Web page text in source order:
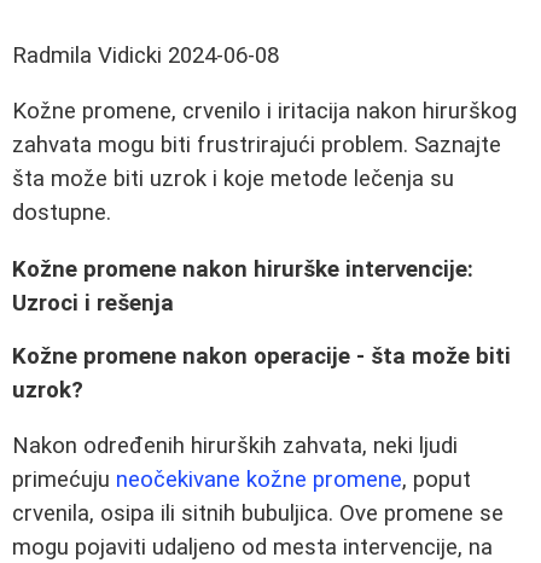
Radmila Vidicki 2024-06-08
Kožne promene, crvenilo i iritacija nakon hirurškog
zahvata mogu biti frustrirajući problem. Saznajte
šta može biti uzrok i koje metode lečenja su
dostupne.
Kožne promene nakon hirurške intervencije:
Uzroci i rešenja
Kožne promene nakon operacije - šta može biti
uzrok?
Nakon određenih hirurških zahvata, neki ljudi
primećuju neočekivane kožne promene, poput
crvenila, osipa ili sitnih bubuljica. Ove promene se
mogu pojaviti udaljeno od mesta intervencije, na